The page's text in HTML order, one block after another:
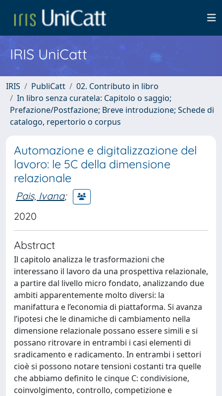
IRIS UniCatt
IRIS PubliCatt
02. Contributo in libro
In libro senza curatela: Capitolo o saggio;
Prefazione/Postfazione; Breve introduzione; Schede di
catalogo, repertorio o corpus
Automazione e digitalizzazione del
lavoro: le 5C della dimensione
relazionale
Pais, Ivana;
2020
Abstract
Il capitolo analizza le trasformazioni che
interessano il lavoro da una prospettiva relazionale,
a partire dal livello micro fondato, analizzando due
ambiti apparentemente molto diversi: la
manifattura e l’economia di piattaforma. Si avanza
l’ipotesi che le dinamiche di cambiamento nella
dimensione relazionale possano essere simili e si
possano ritrovare in entrambi i casi elementi di
sradicamento e radicamento. In entrambi i settori
cioè si possono notare tensioni costanti tra quelle
che abbiamo definito le cinque C: condivisione,
coinvolgimento, controllo, competizione e